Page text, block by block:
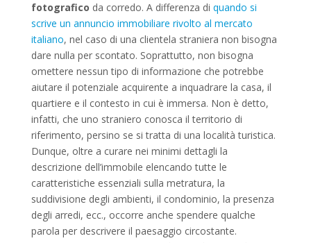
fotografico da corredo. A differenza di quando si
scrive un annuncio immobiliare rivolto al mercato
italiano, nel caso di una clientela straniera non bisogna
dare nulla per scontato. Soprattutto, non bisogna
omettere nessun tipo di informazione che potrebbe
aiutare il potenziale acquirente a inquadrare la casa, il
quartiere e il contesto in cui è immersa. Non è detto,
infatti, che uno straniero conosca il territorio di
riferimento, persino se si tratta di una località turistica.
Dunque, oltre a curare nei minimi dettagli la
descrizione dell’immobile elencando tutte le
caratteristiche essenziali sulla metratura, la
suddivisione degli ambienti, il condominio, la presenza
degli arredi, ecc., occorre anche spendere qualche
parola per descrivere il paesaggio circostante.